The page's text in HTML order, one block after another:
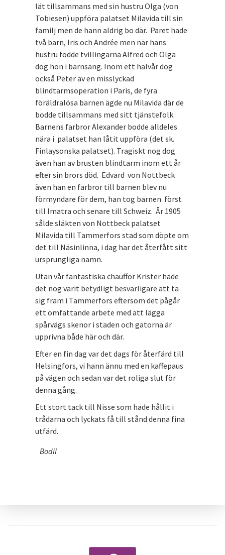
lät tillsammans med sin hustru Olga (von
Tobiesen) uppföra palatset Milavida till sin
familj men de hann aldrig bo där. Paret hade
två barn, Iris och Andrée men när hans
hustru födde tvillingarna Alfred och Olga
dog hon i barnsäng. Inom ett halvår dog
också Peter av en misslyckad
blindtarmsoperation i Paris, de fyra
föräldralösa barnen ägde nu Milavida där de
bodde tillsammans med sitt tjänstefolk.
Barnens farbror Alexander bodde alldeles
nära i palatset han låtit uppföra (det sk.
Finlaysonska palatset). Tragiskt nog dog
även han av brusten blindtarm inom ett år
efter sin brors död. Edvard von Nottbeck
även han en farbror till barnen blev nu
förmyndare för dem, han tog barnen först
till Imatra och senare till Schweiz. År 1905
sålde släkten von Nottbeck palatset
Milavida till Tammerfors stad som döpte om
det till Näsinlinna, i dag har det återfått sitt
ursprungliga namn.
Utan vår fantastiska chaufför Krister hade
det nog varit betydligt besvärligare att ta
sig fram i Tammerfors eftersom det pågår
ett omfattande arbete med att lägga
spårvägs skenor i staden och gatorna är
upprivna både här och där.
Efter en fin dag var det dags för återfärd till
Helsingfors, vi hann ännu med en kaffepaus
på vägen och sedan var det roliga slut för
denna gång.
Ett stort tack till Nisse som hade hållit i
trådarna och lyckats få till stånd denna fina
utfärd.
Bodil